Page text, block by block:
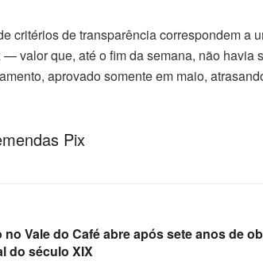
critérios de transparência correspondem a
valor que, até o fim da semana, não havia
aprovado somente em maio,
Pix
no Vale do Café abre após sete anos de
do século XIX